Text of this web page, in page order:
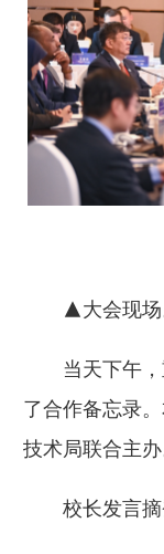
▲大会现场
当天下午
了合作备忘录
技术局联合主办
校长发言